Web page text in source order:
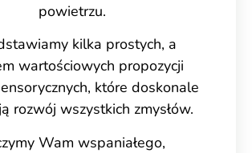
powietrzu.
kilka prostych, a
wartościowych propozycji
które doskonale
rozwój wszystkich zmysłów.
Wam wspaniałego,